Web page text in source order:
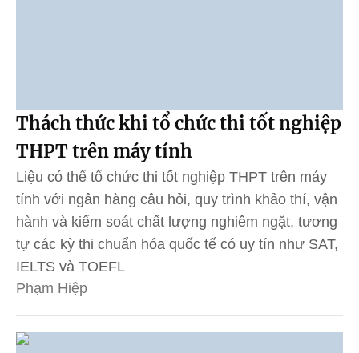
Thách thức khi tổ chức thi tốt nghiệp
THPT trên máy tính
Liệu có thể tổ chức thi tốt nghiệp THPT trên máy
tính với ngân hàng câu hỏi, quy trình khảo thí, vận
hành và kiểm soát chất lượng nghiêm ngặt, tương
tự các kỳ thi chuẩn hóa quốc tế có uy tín như SAT,
IELTS và TOEFL
Phạm Hiệp